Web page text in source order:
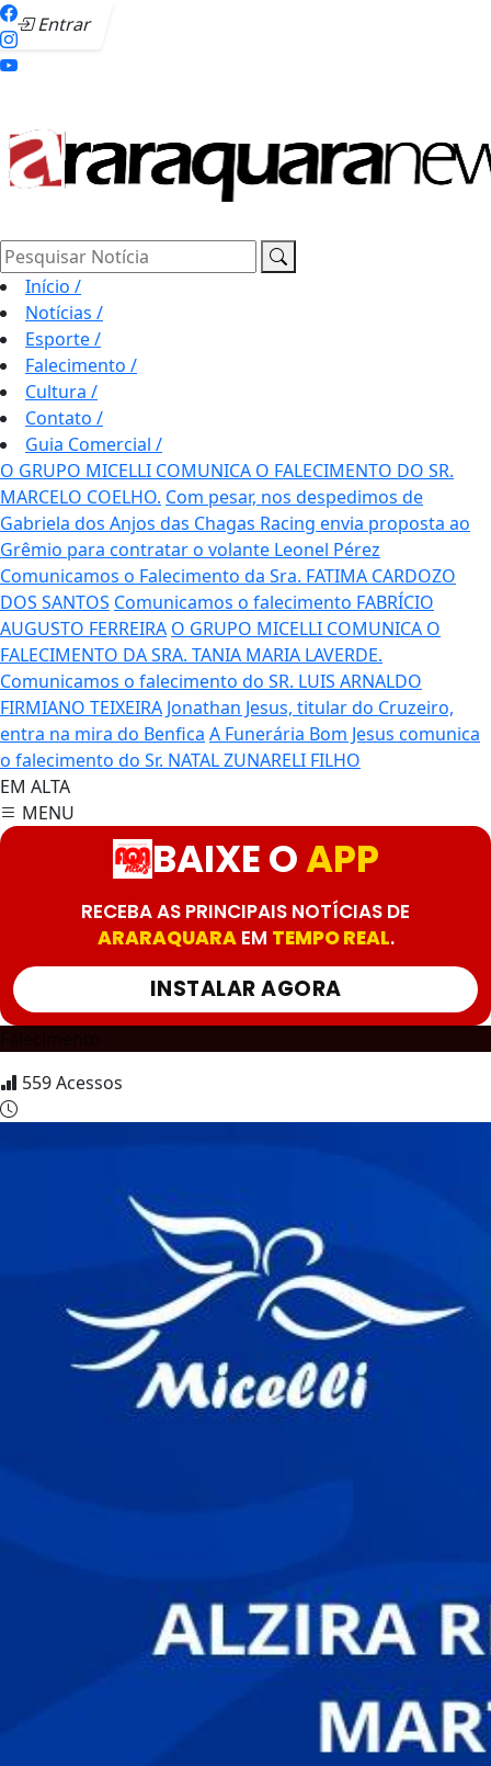
Entrar
Pesquisar Notícia
Início /
Notícias /
Esporte/
Falecimento /
Cultura /
Contato /
Guia Comercial /
O GRUPO MICELLI COMUNICA O FALECIMENTO DO SR.
MARCELO COELHO. Com pesar, nos despedimos de
Gabriela dos Anjos das Chagas Racing envia proposta ao
Grêmio para contratar o volante Leonel Pérez
Comunicamos o Falecimento da Sra. FATIMA CARDOZO
DOS SANTOS Comunicamos o falecimento FABRÍCIO
AUGUSTO FERREIRA O GRUPO MICELLI COMUNICA O
FALECIMENTO DA SRA. TANIA MARIA LAVERDE.
Comunicamos o falecimento do SR. LUIS ARNALDO
FIRMIANO TEIXEIRA Jonathan Jesus, titular do Cruzeiro,
entra na mira do Benfica A Funerária Bom Jesus comunica
o falecimento do Sr. NATAL ZUNARELI FILHO
EM ALTA
MENU
BAIXE OAPP
RECEBA AS PRINCIPAIS NOTÍCIAS DE
ARARAQUARAEM TEMPO REAL.
INSTALAR AGORA
559Acessos